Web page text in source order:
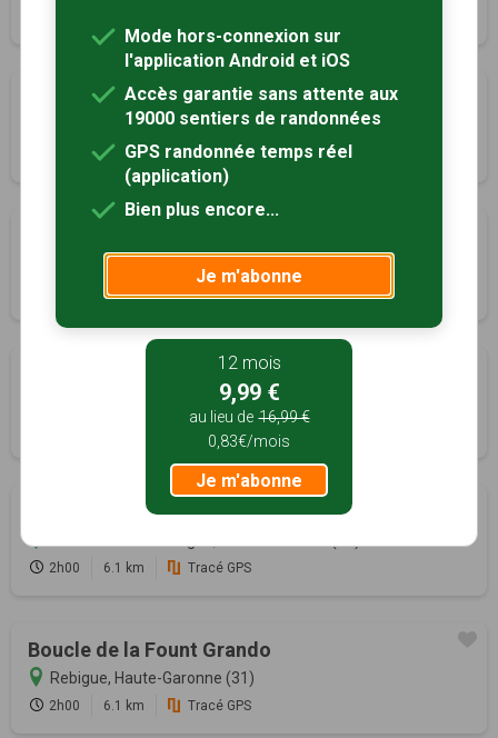
Boucle des Bordes
Odars, Haute-Garonne (31)
8.5 km Tracé GPS
Pibrac, Haute-Garonne (31)
14 km
Le sentier des châteaux
Ramonville-Saint-Agne, Haute-Garonne (31)
Boucle de la Comtesse
2h00 6.1 km Tracé GPS
Boucle de la Fount Grando
Rebigue, Haute-Garonne (31)
2h00 6.1 km Tracé GPS
Mode hors-connexion sur
l'application Android et iOS
Accès garantie sans attente aux
19000 sentiers de randonnées
GPS randonnée temps réel
(application)
Bien plus encore...
Je m'abonne
12 mois
9,99 €
au lieu de 16,99 €
0,83€/mois
Je m'abonne